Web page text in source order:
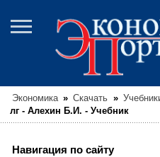
Экономика » Скачать »
лг - Алехин Б.И. - Учебник
Навигация по сайту